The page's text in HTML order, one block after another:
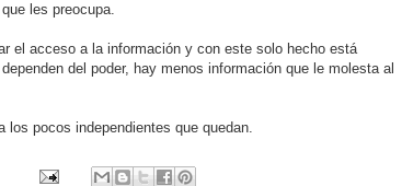
les preocupa.
el acceso a la información y con este solo hecho está
del poder, hay menos información que le molesta al
los pocos independientes que quedan.